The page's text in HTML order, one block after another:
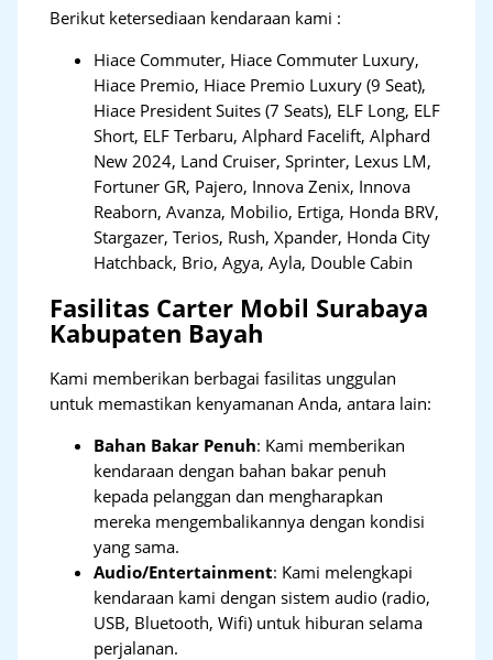
Berikut ketersediaan kendaraan kami :
Hiace Commuter, Hiace Commuter Luxury,
Hiace Premio, Hiace Premio Luxury (9 Seat),
Hiace President Suites (7 Seats), ELF Long, ELF
Short, ELF Terbaru, Alphard Facelift, Alphard
New 2024, Land Cruiser, Sprinter, Lexus LM,
Fortuner GR, Pajero, Innova Zenix, Innova
Reaborn, Avanza, Mobilio, Ertiga, Honda BRV,
Stargazer, Terios, Rush, Xpander, Honda City
Hatchback, Brio, Agya, Ayla, Double Cabin
Fasilitas Carter Mobil Surabaya
Kabupaten Bayah
Kami memberikan berbagai fasilitas unggulan
untuk memastikan kenyamanan Anda, antara lain:
Bahan Bakar Penuh: Kami memberikan
kendaraan dengan bahan bakar penuh
kepada pelanggan dan mengharapkan
mereka mengembalikannya dengan kondisi
yang sama.
Audio/Entertainment: Kami melengkapi
kendaraan kami dengan sistem audio (radio,
USB, Bluetooth, Wifi) untuk hiburan selama
perjalanan.